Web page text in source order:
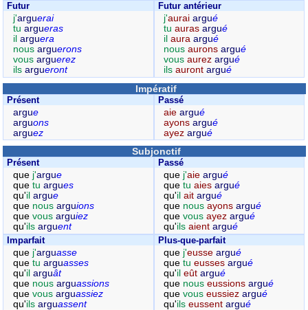
Futur
j'arguerai
tu argueras
il arguera
nous arguerons
vous arguerez
ils argueront
Futur antérieur
j'aurai argué
tuauras argué
ilaura argué
nousaurons argué
vousaurez argué
ilsauront argué
Impératif
Présent
argue
arguons
arguez
Passé
aie argué
ayons argué
ayez argué
Subjonctif
Présent
que j'argue
que tu argues
qu'il argue
que nous arguions
que vous arguiez
qu'ils arguent
Passé
que j'aie argué
quetuaies argué
qu'ilait argué
que nousayons argué
quevousayez argué
qu'ilsaient argué
Imparfait
que j'arguasse
que tu arguasses
qu'il arguât
que nous arguassions
que vous arguassiez
qu'ils arguassent
Plus-que-parfait
que j'eusse argué
quetueusses argué
qu'ileût argué
que nouseussions argué
quevouseussiez argué
qu'ilseussent argué